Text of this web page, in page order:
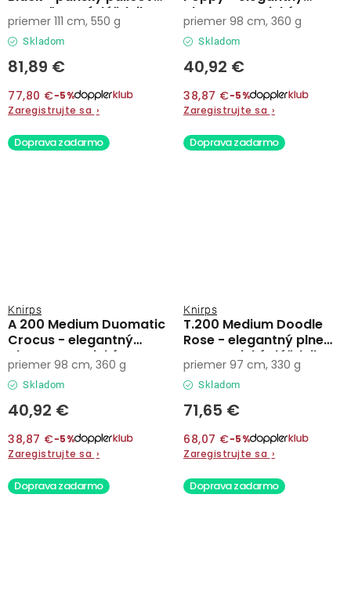
vystreľovací dáždnik
Skladom
81,89 €
77,80 €−5%
Zaregistrujte sa ›
priemer 111 cm, 550 g
plnoautomatický
dáždnik
Skladom
40,92 €
38,87 €−5%
Zaregistrujte sa ›
priemer 98 cm, 360 g
Doprava zadarmo
A 200 Medium Duomatic
Crocus - elegantný
plnoautomatický
dáždnik
Knirps
Skladom
40,92 €
38,87 €−5%
Zaregistrujte sa ›
priemer 98 cm, 360 g
Doprava zadarmo
T.200 Medium Doodle
Rose - elegantný plne
automatický dáždnik
Knirps
Skladom
71,65 €
68,07 €−5%
Zaregistrujte sa ›
priemer 97 cm, 330 g
Doprava zadarmo Doprava zadarmo